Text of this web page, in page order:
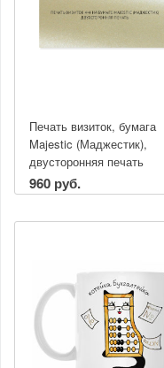
Печать визиток, бумага
Majestic (Маджестик),
двусторонняя печать
960 руб.